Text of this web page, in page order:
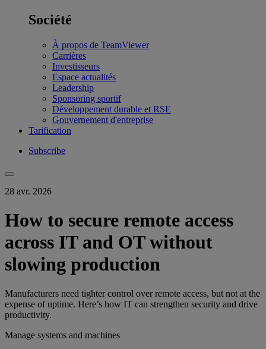
Société
À propos de TeamViewer
Carrières
Investisseurs
Espace actualités
Leadership
Sponsoring sportif
Développement durable et RSE
Gouvernement d'entreprise
Tarification
Subscribe
28 avr. 2026
How to secure remote access
across IT and OT without
slowing production
Manufacturers need tighter control over remote access, but not at the
expense of uptime. Here’s how IT can strengthen security and drive
productivity.
Manage systems and machines